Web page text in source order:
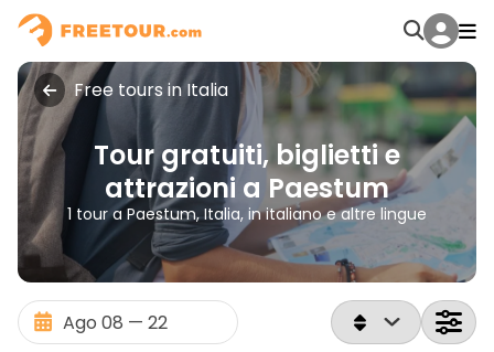
Free tours in Italia
Tour gratuiti, biglietti e
attrazioni a Paestum
1 tour a Paestum, Italia, in italiano e altre lingue